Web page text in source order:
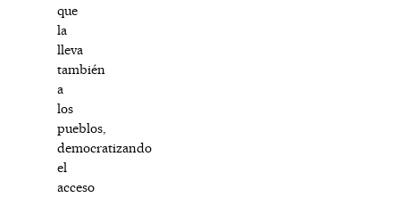
que
la
lleva
también
a
los
pueblos,
democratizando
el
acceso